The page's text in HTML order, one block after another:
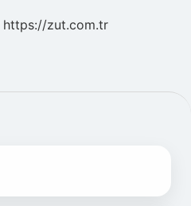
https://zut.com.tr